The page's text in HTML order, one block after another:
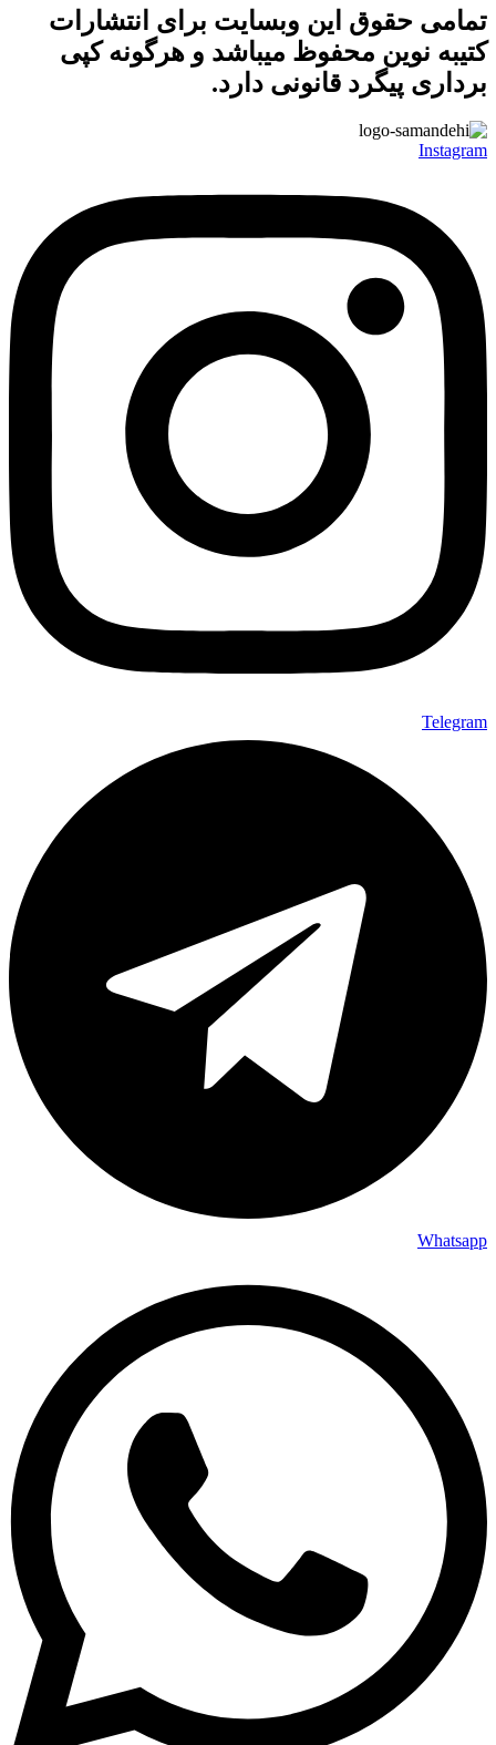
تمامی حقوق این وبسایت برای انتشارات
کتیبه نوین محفوظ میباشد و هرگونه کپی
برداری پیگرد قانونی دارد.
Instagram
Telegram
Whatsapp